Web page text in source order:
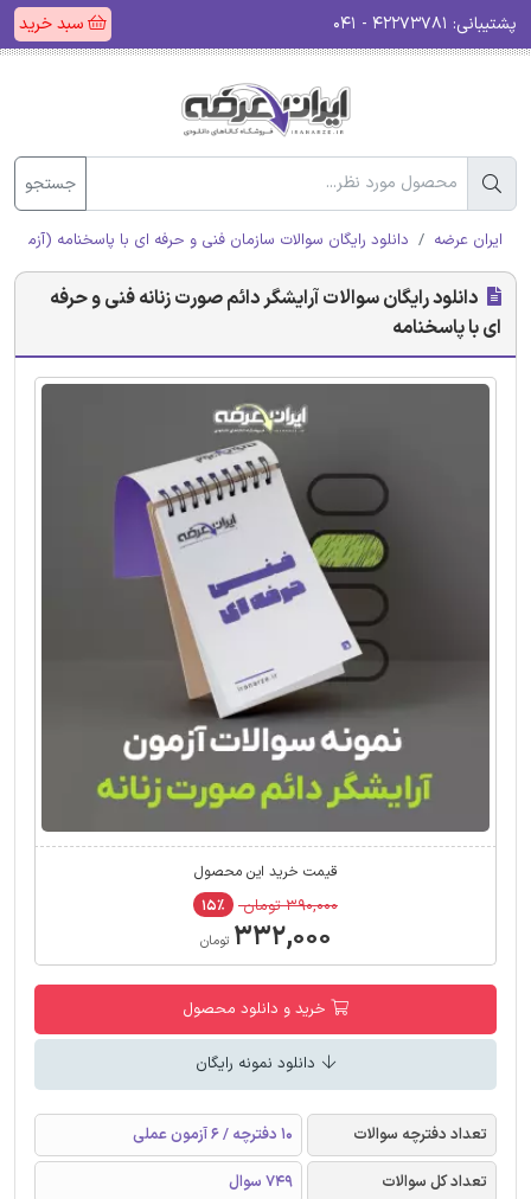
پشتیبانی: سبد خرید
جستجو
ایران عرضه دانلود رایگان سوالات سازمان فنی و حرفه ای با پاسخنامه (آزمون
دانلود رایگان سوالات آرایشگر دائم صورت زنانه فنی و حرفه
ای با پاسخنامه
قیمت خرید این محصول
۳۹۰,۰۰۰ تومان ۱۵٪
۳۳۲,۰۰۰ تومان
خرید و دانلود محصول
دانلود نمونه رایگان
تعداد دفترچه سوالات
10 دفترچه / 6 آزمون عملی
تعداد کل سوالات
749 سوال